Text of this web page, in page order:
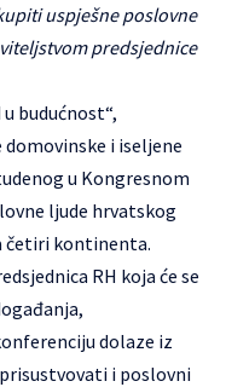
uspješne poslovne
predsjednice
budućnost“,
i iseljene
u Kongresnom
ljude hrvatskog
četiri kontinenta.
RH koja će se
dolaze iz
i poslovni